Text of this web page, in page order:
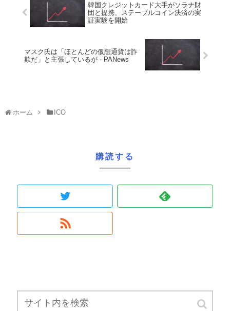
韓国クレジットカード大手がソラナ財
団と提携、ステーブルコイン決済の実
証実験を開始
マスク氏は「ほとんどの仮想通貨は詐
欺だ」と主張しているが - PANews
ホーム ICO
購読する